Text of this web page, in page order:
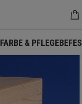
FARBE & PFLEGE